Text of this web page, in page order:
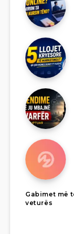
Gabimet më
veturës